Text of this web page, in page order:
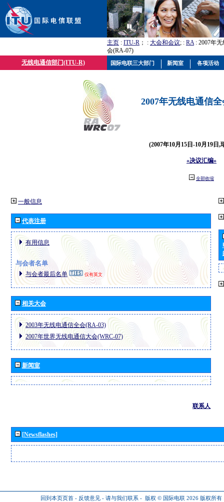
主页 : ITU-R ； : 大会和会议; : RA: 2007年
会(RA-07)
无线电通信部门(ITU-R)
2007年无线电通信
(2007年10月15日-10月19日,
«决议汇编»
全部收缩
一般信息
代表注册
有用信息
与会者名单
与会者最后名单 仅有英文
相关大会
2003年无线电通信全会(RA-03)
2007年世界无线电通信大会(WRC-07)
新闻室
联系人
[Newsflashes]
回到本页页首 - 反馈意见 - 请与我们联系 - 版权 © 国际电联 2026 版权所有
国际电联三大部门 新闻室 各项活动